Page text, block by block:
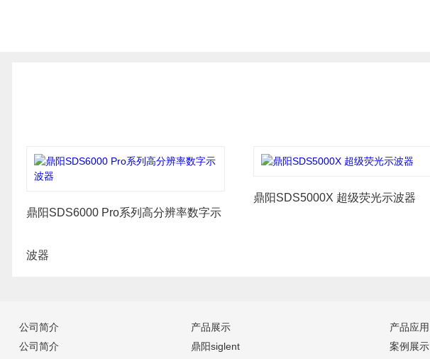
鼎阳SDS6000 Pro系列高分辨率数字示
波器
鼎阳SDS5000X 超级荧光示波器
公司简介
公司简介
产品展示
鼎阳siglent
产品应用
案例展示